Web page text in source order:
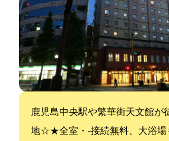
鹿児島中央駅や繁華街天文館が
地☆★全室LAN・Wi‐Fi接続無料、大浴